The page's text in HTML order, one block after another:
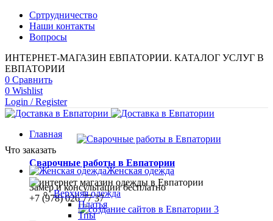
Сртрудничество
Наши контакты
Вопросы
ИНТЕРНЕТ-МАГАЗИН ЕВПАТОРИИ. КАТАЛОГ УСЛУГ В
ЕВПАТОРИИ
0 Сравнить
0 Wishlist
Login / Register
Главная
Сварочные работы в Евпатории
Замер и консультации бесплатно
+7 (978) 026 77 37
Что заказать
Женская одежда
Верхняя одежда
Платья
Тпы